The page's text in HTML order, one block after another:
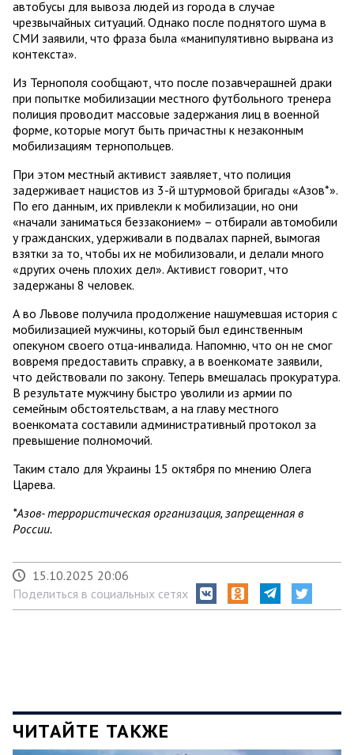
автобусы для вывоза людей из города в случае
чрезвычайных ситуаций. Однако после поднятого шума в
СМИ заявили, что фраза была «манипулятивно вырвана из
контекста».
Из Тернополя сообщают, что после позавчерашней драки
при попытке мобилизации местного футбольного тренера
полиция проводит массовые задержания лиц в военной
форме, которые могут быть причастны к незаконным
мобилизациям тернопольцев.
При этом местный активист заявляет, что полиция
задерживает нацистов из 3-й штурмовой бригады «Азов*».
По его данным, их привлекли к мобилизации, но они
«начали заниматься беззаконием» – отбирали автомобили
у гражданских, удерживали в подвалах парней, вымогая
взятки за то, чтобы их не мобилизовали, и делали много
«других очень плохих дел». Активист говорит, что
задержаны 8 человек.
А во Львове получила продолжение нашумевшая история с
мобилизацией мужчины, который был единственным
опекуном своего отца-инвалида. Напомню, что он не смог
вовремя предоставить справку, а в военкомате заявили,
что действовали по закону. Теперь вмешалась прокуратура.
В результате мужчину быстро уволили из армии по
семейным обстоятельствам, а на главу местного
военкомата составили административный протокол за
превышение полномочий.
Таким стало для Украины 15 октября по мнению Олега
Царева.
*Азов- террористическая организация, запрещенная в
России.
15.10.2025 20:06
Поделиться в социальных сетях
ЧИТАЙТЕ ТАКЖЕ